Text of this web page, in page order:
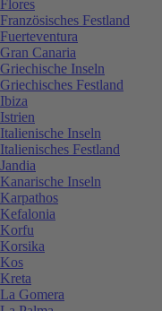
Flores
Französisches Festland
Fuerteventura
Gran Canaria
Griechische Inseln
Griechisches Festland
Ibiza
Istrien
Italienische Inseln
Italienisches Festland
Jandia
Kanarische Inseln
Karpathos
Kefalonia
Korfu
Korsika
Kos
Kreta
La Gomera